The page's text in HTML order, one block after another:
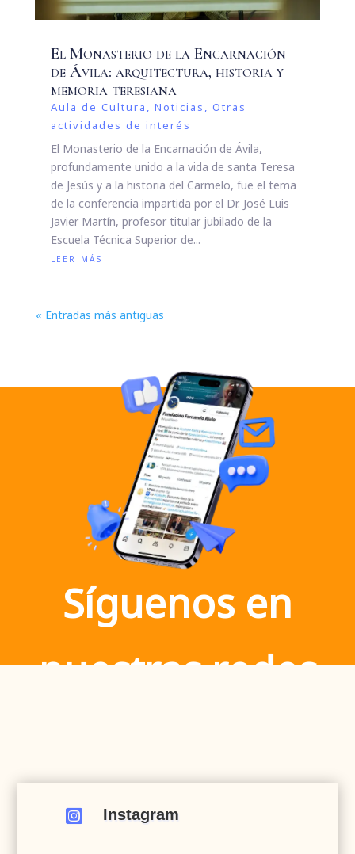
El Monasterio de la Encarnación
de Ávila: arquitectura, historia y
memoria teresiana
Aula de Cultura , Noticias , Otras
actividades de interés
El Monasterio de la Encarnación de Ávila,
profundamente unido a la vida de santa Teresa
de Jesús y a la historia del Carmelo, fue el tema
de la conferencia impartida por el Dr. José Luis
Javier Martín, profesor titular jubilado de la
Escuela Técnica Superior de...
leer más
« Entradas más antiguas
Síguenos en
nuestras redes
 Instagram